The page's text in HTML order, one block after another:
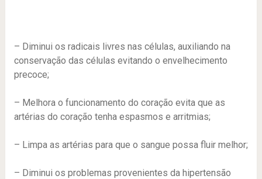
– Diminui os radicais livres nas células, auxiliando na
conservação das células evitando o envelhecimento
precoce;
– Melhora o funcionamento do coração evita que as
artérias do coração tenha espasmos e arritmias;
– Limpa as artérias para que o sangue possa fluir melhor;
– Diminui os problemas provenientes da hipertensão